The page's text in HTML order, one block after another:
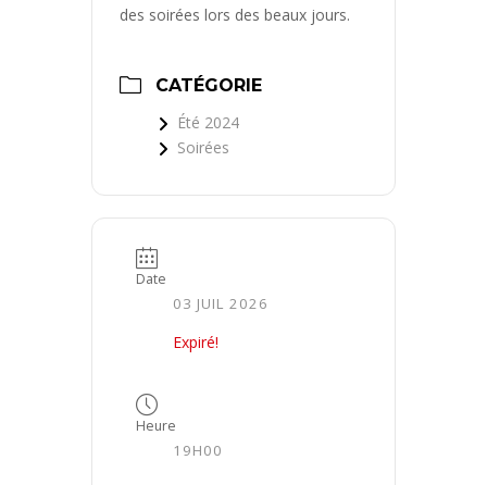
des soirées lors des beaux jours.
CATÉGORIE
Été 2024
Soirées
Date
03 JUIL 2026
Expiré!
Heure
19H00